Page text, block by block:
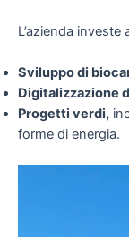
L’azienda
Sviluppo di
Digitalizzazione
Progetti verdi,
forme di energia.